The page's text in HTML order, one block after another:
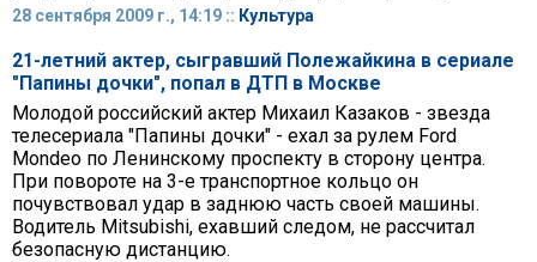
28 сентября 2009 г., 14:19 :: Культура
21-летний актер, сыгравший Полежайкина в сериале
"Папины дочки", попал в ДТП в Москве
Молодой российский актер Михаил Казаков - звезда
телесериала "Папины дочки" - ехал за рулем Ford
Mondeo по Ленинскому проспекту в сторону центра.
При повороте на 3-е транспортное кольцо он
почувствовал удар в заднюю часть своей машины.
Водитель Mitsubishi, ехавший следом, не рассчитал
безопасную дистанцию.